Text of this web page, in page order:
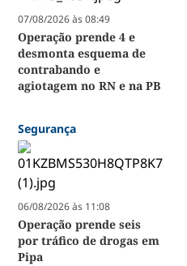
07/08/2026 às 08:49
Operação prende 4 e
desmonta esquema de
contrabando e
agiotagem no RN e na PB
Segurança
06/08/2026 às 11:08
Operação prende seis
por tráfico de drogas em
Pipa